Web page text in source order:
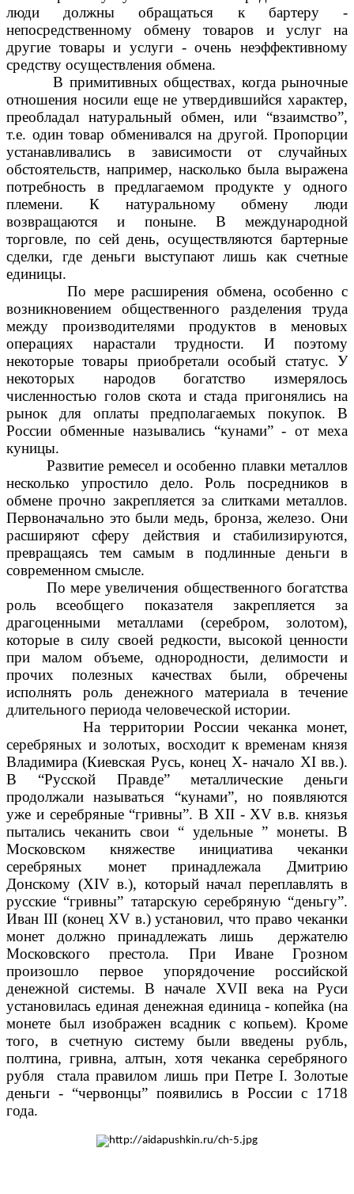
люди должны обращаться к бартеру -
непосредственному обмену товаров и услуг на
другие товары и услуги - очень неэффективному
средству осуществления обмена.
В примитивных обществах, когда рыночные
отношения носили еще не утвердившийся характер,
преобладал натуральный обмен, или “взаимство”,
т.е. один товар обменивался на другой. Пропорции
устанавливались в зависимости от случайных
обстоятельств, например, насколько была выражена
потребность в предлагаемом продукте у одного
племени. К натуральному обмену люди
возвращаются и поныне. В международной
торговле, по сей день, осуществляются бартерные
сделки, где деньги выступают лишь как счетные
единицы.
По мере расширения обмена, особенно с
возникновением общественного разделения труда
между производителями продуктов в меновых
операциях нарастали трудности. И поэтому
некоторые товары приобретали особый статус. У
некоторых народов богатство измерялось
численностью голов скота и стада пригонялись на
рынок для оплаты предполагаемых покупок. В
России обменные назывались “кунами” - от меха
куницы.
Развитие ремесел и особенно плавки металлов
несколько упростило дело. Роль посредников в
обмене прочно закрепляется за слитками металлов.
Первоначально это были медь, бронза, железо. Они
расширяют сферу действия и стабилизируются,
превращаясь тем самым в подлинные деньги в
современном смысле.
По мере увеличения общественного богатства
роль всеобщего показателя закрепляется за
драгоценными металлами (серебром, золотом),
которые в силу своей редкости, высокой ценности
при малом объеме, однородности, делимости и
прочих полезных качествах были, обречены
исполнять роль денежного материала в течение
длительного периода человеческой истории.
На территории России чеканка монет,
серебряных и золотых, восходит к временам князя
Владимира (Киевская Русь, конец Х- начало ХI вв.).
В “Русской Правде” металлические деньги
продолжали называться “кунами”, но появляются
уже и серебряные “гривны”. В XII - XV в.в. князья
пытались чеканить свои “ удельные ” монеты. В
Московском княжестве инициатива чеканки
серебряных монет принадлежала Дмитрию
Донскому (XIV в.), который начал переплавлять в
русские “гривны” татарскую серебряную “деньгу”.
Иван III (конец XV в.) установил, что право чеканки
монет должно принадлежать лишь держателю
Московского престола. При Иване Грозном
произошло первое упорядочение российской
денежной системы. В начале XVII века на Руси
установилась единая денежная единица - копейка (на
монете был изображен всадник с копьем). Кроме
того, в счетную систему были введены рубль,
полтина, гривна, алтын, хотя чеканка серебряного
рубля стала правилом лишь при Петре I. Золотые
деньги - “червонцы” появились в России с 1718
года.